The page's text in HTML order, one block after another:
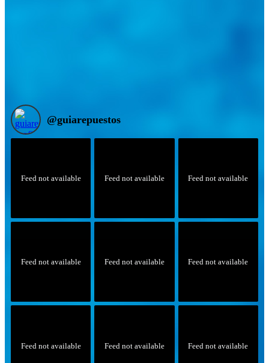
@guiarepuestos
Feed not available Feed not available Feed not available
Feed not available Feed not available Feed not available
Feed not available Feed not available Feed not available